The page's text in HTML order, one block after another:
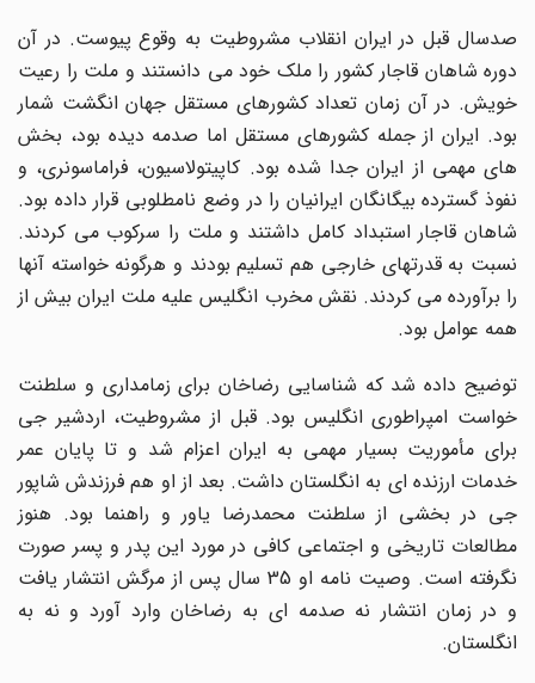
صدسال قبل در ایران انقلاب مشروطیت به وقوع پیوست. در آن
دوره شاهان قاجار کشور را ملک خود می دانستند و ملت را رعیت
خویش. در آن زمان تعداد کشورهای مستقل جهان انگشت شمار
بود. ایران از جمله کشورهای مستقل اما صدمه دیده بود، بخش
های مهمی از ایران جدا شده بود. کاپیتولاسیون، فراماسونری، و
نفوذ گسترده بیگانگان ایرانیان را در وضع نامطلوبی قرار داده بود.
شاهان قاجار استبداد کامل داشتند و ملت را سرکوب می کردند.
نسبت به قدرتهای خارجی هم تسلیم بودند و هرگونه خواسته آنها
را برآورده می کردند. نقش مخرب انگلیس علیه ملت ایران بیش از
همه عوامل بود.
توضیح داده شد که شناسایی رضاخان برای زمامداری و سلطنت
خواست امپراطوری انگلیس بود. قبل از مشروطیت، اردشیر جی
برای مأموریت بسیار مهمی به ایران اعزام شد و تا پایان عمر
خدمات ارزنده ای به انگلستان داشت. بعد از او هم فرزندش شاپور
جی در بخشی از سلطنت محمدرضا یاور و راهنما بود. هنوز
مطالعات تاریخی و اجتماعی کافی در مورد این پدر و پسر صورت
نگرفته است. وصیت نامه او 35 سال پس از مرگش انتشار یافت
و در زمان انتشار نه صدمه ای به رضاخان وارد آورد و نه به
انگلستان.